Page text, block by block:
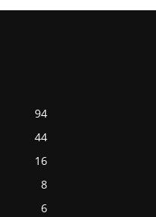
94
44
16
8
6